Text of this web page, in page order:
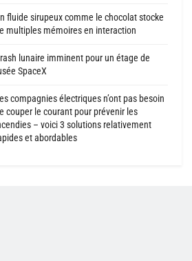
fluide sirupeux comme le chocolat stocke
multiples mémoires en interaction
lunaire imminent pour un étage de
SpaceX
compagnies électriques n’ont pas besoin
couper le courant pour prévenir les
– voici 3 solutions relativement
et abordables